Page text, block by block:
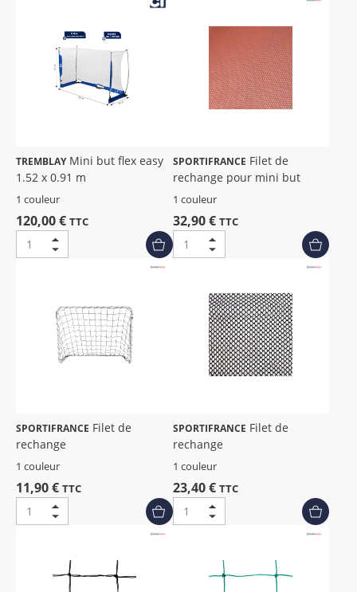
TREMBLAYMini but flex easy
1.52 x 0.91 m
1 couleur
120,00 € TTC
SPORTIFRANCE
rechange pour mini but
1 couleur
32,90 € TTC
SPORTIFRANCE
rechange
1 couleur
11,90 € TTC
SPORTIFRANCE
rechange
1 couleur
23,40 € TTC